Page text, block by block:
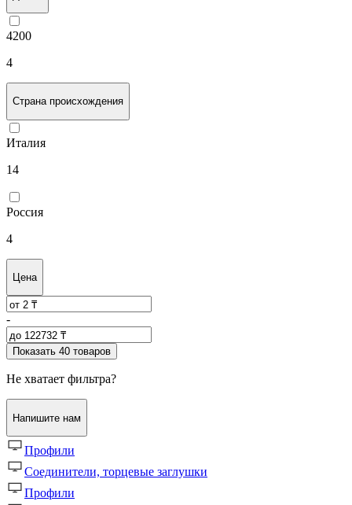
4
4200
4
Страна происхождения
Италия
14
Россия
4
Цена
-
Показать 40 товаров
Не хватает фильтра?
Напишите нам